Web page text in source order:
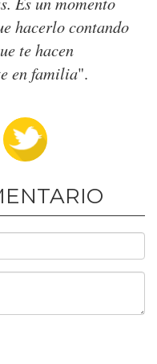
hacerlo contando
te hacen
en familia".